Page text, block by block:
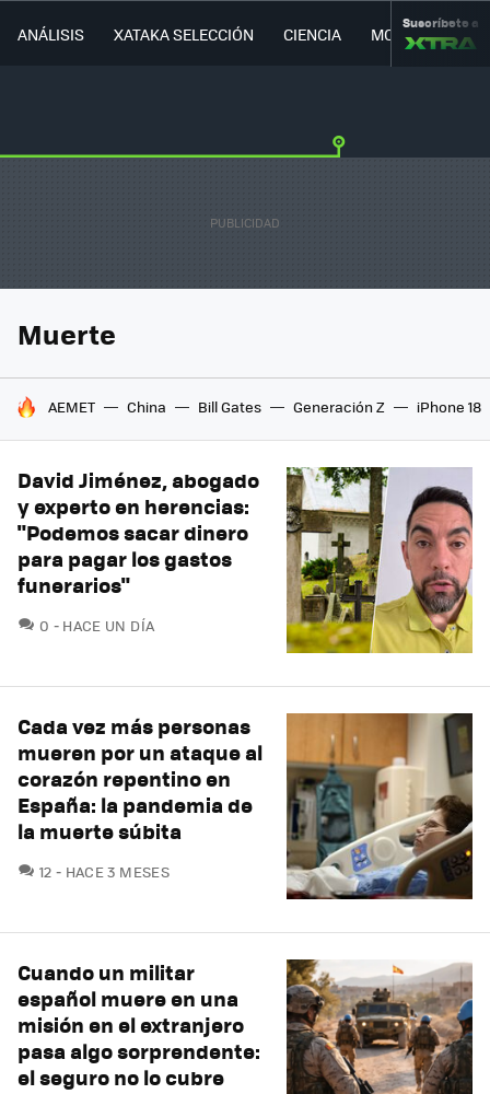
ANÁLISIS XATAKA SELECCIÓN CIENCIA MOVILIDAD
Suscríbete a
Muerte
HOY SE HABLA DE
AEMET China Bill Gates Generación Z iPhone 18
David Jiménez, abogado
y experto en herencias:
"Podemos sacar dinero
para pagar los gastos
funerarios"
0 COMENTARIOS
HACE UN DÍA
Cada vez más personas
mueren por un ataque al
corazón repentino en
España: la pandemia de
la muerte súbita
12 COMENTARIOS
HACE 3 MESES
Cuando un militar
español muere en una
misión en el extranjero
pasa algo sorprendente:
el seguro no lo cubre